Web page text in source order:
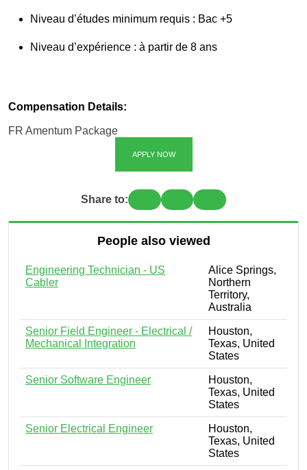
Niveau d’études minimum requis : Bac +5
Niveau d’expérience : à partir de 8 ans
Compensation Details:
FR Amentum Package
APPLY NOW
Share to:
People also viewed
Engineering Technician - US
Cabler
Alice Springs,
Northern
Territory,
Australia
Senior Field Engineer - Electrical /
Mechanical Integration
Houston,
Texas, United
States
Senior Software Engineer
Houston,
Texas, United
States
Senior Electrical Engineer
Houston,
Texas, United
States